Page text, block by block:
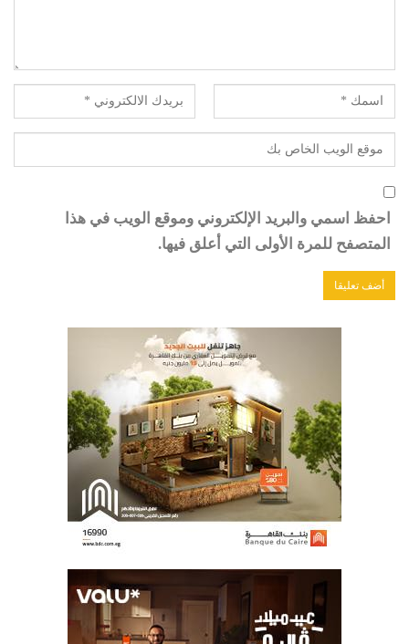
احفظ اسمي والبريد الإلكتروني وموقع الويب في هذا
المتصفح للمرة الأولى التي أعلق فيها.